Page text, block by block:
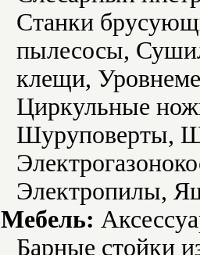
Станки
пылесосы,
клещи,
Циркульные
Шуруповерты,
Электропилы,
Мебель:
Барные стойки